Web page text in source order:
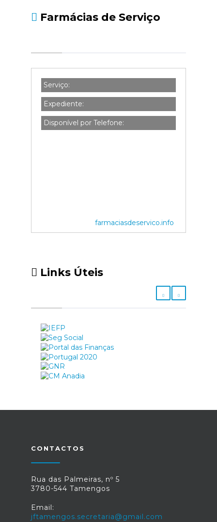
Farmácias de Serviço
Serviço:
Expediente:
Disponível por Telefone:
farmaciasdeservico.info
Links Úteis
CONTACTOS
Rua das Palmeiras, nº 5
3780-544 Tamengos
Email:
jftamengos.secretaria@gmail.com